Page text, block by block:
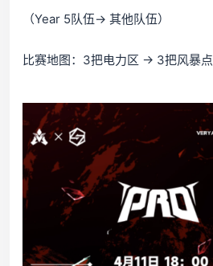
（Year 5队伍-> 其他队伍）
比赛地图：3把电力区 → 3把风暴点